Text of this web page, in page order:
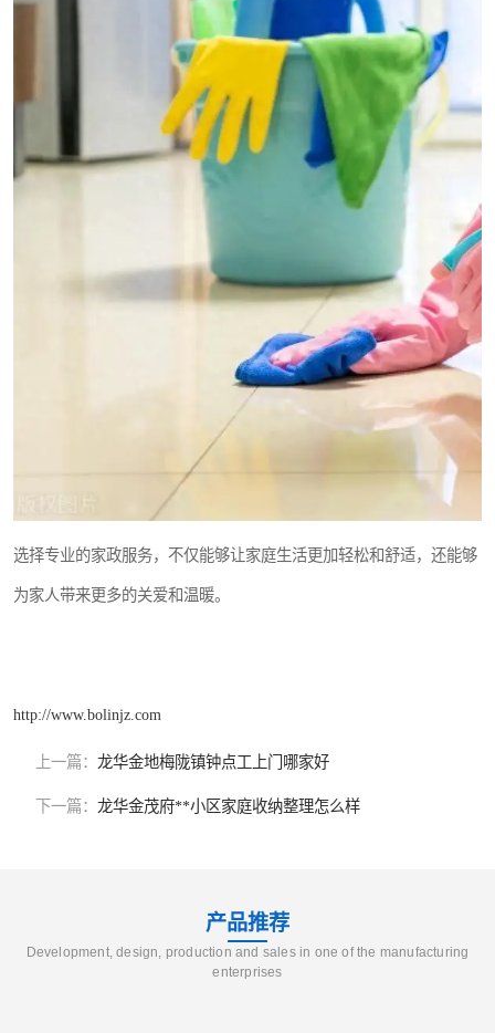
选择专业的家政服务，不仅能够让家庭生活更加轻松和舒适，还能够
为家人带来更多的关爱和温暖。
http://www.bolinjz.com
上一篇： 龙华金地梅陇镇钟点工上门哪家好
下一篇： 龙华金茂府**小区家庭收纳整理怎么样
产品推荐
Development, design, production and sales in one of the manufacturing
enterprises